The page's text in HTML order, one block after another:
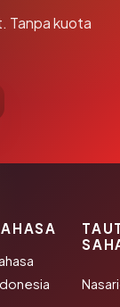
Tanpa kuota